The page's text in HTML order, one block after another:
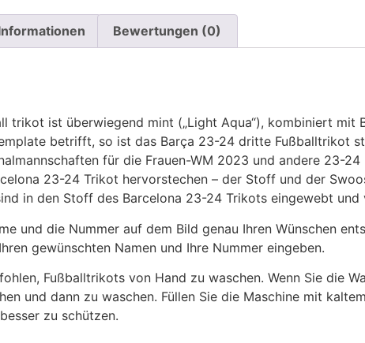
Bewertungen (0)
trikot ist überwiegend mint („Light Aqua“), kombiniert mit
betrifft, so ist das Barça 23-24 dritte Fußballtrikot
für die Frauen-WM 2023 und andere 23-
23-24 Trikot hervorstechen – der Stoff und der
in den Stoff des Barcelona 23-24 Trikots eingewebt und
und die Nummer auf dem Bild genau Ihren Wünschen
gewünschten Namen und Ihre Nummer eingeben.
Fußballtrikots von Hand zu waschen. Wenn Sie die
und dann zu waschen. Füllen Sie die Maschine mit
zu schützen.